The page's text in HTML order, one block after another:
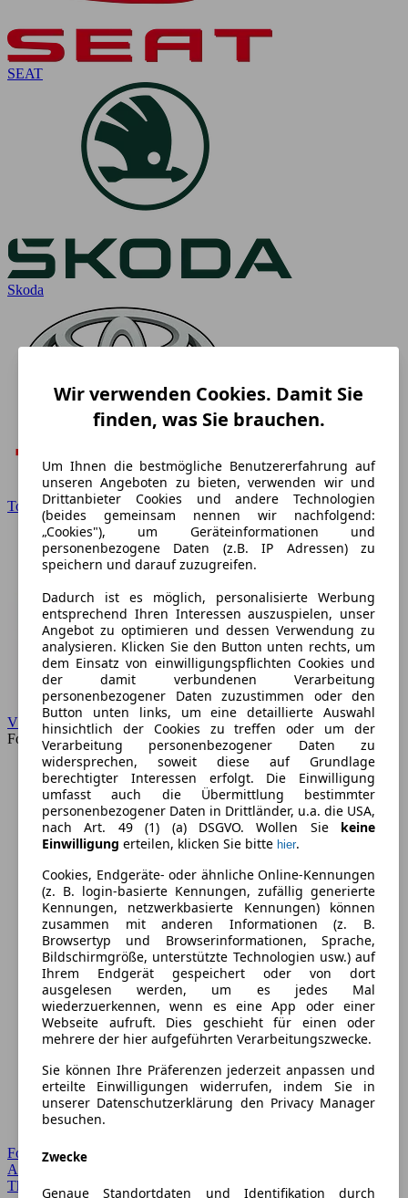
SEAT
Skoda
Toyota
VW
Forum
Forum Startseite
Alle Auto-Foren
Themen-Forum
Wir verwenden Cookies. Damit Sie
finden, was Sie brauchen.
Um Ihnen die bestmögliche Benutzererfahrung auf
unseren Angeboten zu bieten, verwenden wir und
Drittanbieter Cookies und andere Technologien
(beides gemeinsam nennen wir nachfolgend:
„Cookies"), um Geräteinformationen und
personenbezogene Daten (z.B. IP Adressen) zu
speichern und darauf zuzugreifen.
Dadurch ist es möglich, personalisierte Werbung
entsprechend Ihren Interessen auszuspielen, unser
Angebot zu optimieren und dessen Verwendung zu
analysieren. Klicken Sie den Button unten rechts, um
dem Einsatz von einwilligungspflichten Cookies und
der damit verbundenen Verarbeitung
personenbezogener Daten zuzustimmen oder den
Button unten links, um eine detaillierte Auswahl
hinsichtlich der Cookies zu treffen oder um der
Verarbeitung personenbezogener Daten zu
widersprechen, soweit diese auf Grundlage
berechtigter Interessen erfolgt. Die Einwilligung
umfasst auch die Übermittlung bestimmter
personenbezogener Daten in Drittländer, u.a. die USA,
nach Art. 49 (1) (a) DSGVO. Wollen Sie keine
Einwilligung erteilen, klicken Sie bitte hier.
Cookies, Endgeräte- oder ähnliche Online-Kennungen
(z. B. login-basierte Kennungen, zufällig generierte
Kennungen, netzwerkbasierte Kennungen) können
zusammen mit anderen Informationen (z. B.
Browsertyp und Browserinformationen, Sprache,
Bildschirmgröße, unterstützte Technologien usw.) auf
Ihrem Endgerät gespeichert oder von dort
ausgelesen werden, um es jedes Mal
wiederzuerkennen, wenn es eine App oder einer
Webseite aufruft. Dies geschieht für einen oder
mehrere der hier aufgeführten Verarbeitungszwecke.
Sie können Ihre Präferenzen jederzeit anpassen und
erteilte Einwilligungen widerrufen, indem Sie in
unserer Datenschutzerklärung den Privacy Manager
besuchen.
Zwecke
Genaue Standortdaten und Identifikation durch